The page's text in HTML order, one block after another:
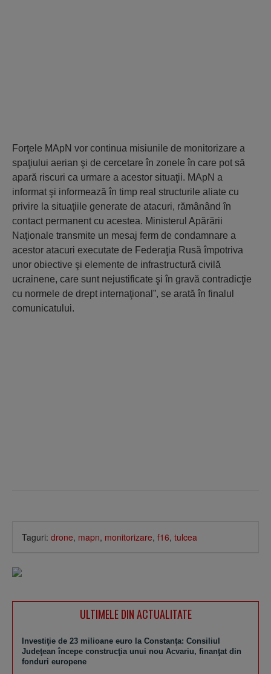
Forţele MApN vor continua misiunile de monitorizare a
spaţiului aerian şi de cercetare în zonele în care pot să
apară riscuri ca urmare a acestor situaţii. MApN a
informat şi informează în timp real structurile aliate cu
privire la situaţiile generate de atacuri, rămânând în
contact permanent cu acestea. Ministerul Apărării
Naţionale transmite un mesaj ferm de condamnare a
acestor atacuri executate de Federaţia Rusă împotriva
unor obiective şi elemente de infrastructură civilă
ucrainene, care sunt nejustificate şi în gravă contradicţie
cu normele de drept internaţional”, se arată în finalul
comunicatului.
Taguri: drone, mapn, monitorizare, f16, tulcea
ULTIMELE DIN ACTUALITATE
Investiţie de 23 milioane euro la Constanţa: Consiliul
Judeţean începe construcţia unui nou Acvariu, finanţat din
fonduri europene